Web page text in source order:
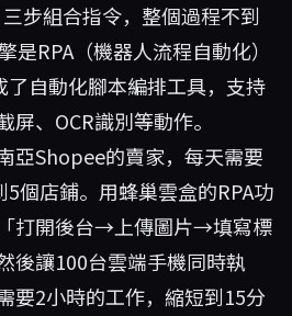
步組合指令，整個過程不到
是RPA（機器人流程自動化）
自動化腳本編排工具，支持
、OCR識別等動作。
亞Shopee的賣家，每天需要
個店鋪。用蜂巢雲盒的RPA功
打開後台→上傳圖片→填寫標
後讓100台雲端手機同時執
要2小時的工作，縮短到15分